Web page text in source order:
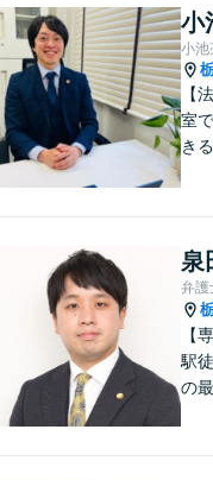
う
題
す
だ
小
小池
【
室
き
の
て
を
非
て
泉
弁護
【
駅
の